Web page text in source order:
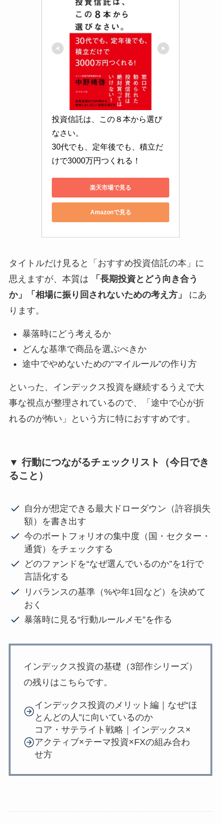
投資信託は、この８本から選び
なさい。
30代でも、定年後でも、積立だ
けで3000万円つくれる！
楽天市場で見る
Amazonで見る
タイトルだけ見ると「おすすめ投資信託の本」に
思えますが、本質は
「長期投資とどう向き合う
か」「相場に振り回されないための考え方」
にあ
ります。
暴落時にどう考えるか
どんな基準で商品を選ぶべきか
途中でやめないための“マイルール”の作り方
といった、インデックス投資を継続するうえで大
事な視点が整理されているので、「途中で心が折
れるのが怖い」という方に特におすすめです。
▼ 行動につながるチェックリスト（今日でき
ること）
自分が想定できる最大ドローダウン（許容損失
額）を書き出す
今のポートフォリオの集中度（国・セクター・
通貨）をチェックする
どのファンドを“なぜ選んでいるのか”を1行で
言語化する
リバランスの基準（%や年1回など）を決めて
おく
暴落時に見る“行動ルールメモ”を作る
インデックス投資の基礎（3部作シリーズ）
の残りはこちらです。
インデックス投資のメリット編｜なぜ“ほ
とんどの人”に向いているのか
コア・サテライト戦略｜インデックス×
アクティブ×テーマ投資×FXの組み合わ
せ方